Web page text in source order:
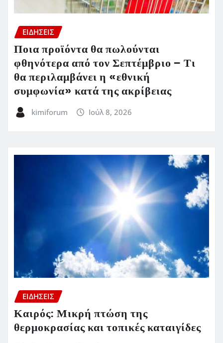
ΕΙΔΗΣΕΙΣ
Ποια προϊόντα θα πωλούνται
φθηνότερα από τον Σεπτέμβριο – Τι
θα περιλαμβάνει η «εθνική
συμφωνία» κατά της ακρίβειας
kimiforum Ιούλ 8, 2026
ΕΙΔΗΣΕΙΣ
Καιρός: Μικρή πτώση της
θερμοκρασίας και τοπικές καταιγίδες